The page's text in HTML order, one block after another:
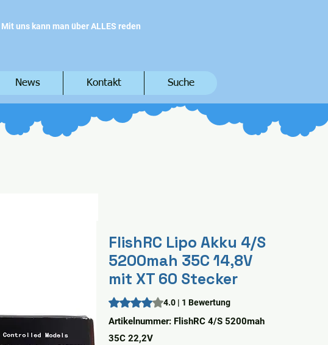
Mit uns kann man über ALLES reden
News Kontakt Suche
FlishRC Lipo Akku 4/S
5200mah 35C 14,8V
mit XT 60 Stecker
Das Rating beträgt 4.0 von fünf Sternen,
4.0 | 1 Bewertung
Artikelnummer: FlishRC 4/S 5200mah
35C 22,2V